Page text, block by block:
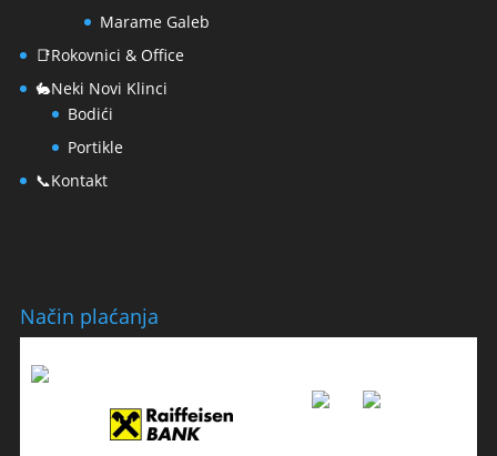
Marame Galeb
📑Rokovnici & Office
🐇Neki Novi Klinci
Bodići
Portikle
📞Kontakt
Način plaćanja